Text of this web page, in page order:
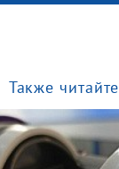
Также читайте